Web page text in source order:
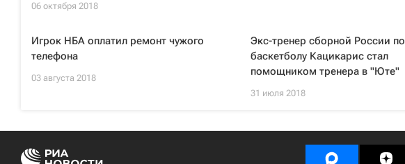
06 октября 2018
Игрок НБА оплатил ремонт чужого
телефона
03 августа 2018
Экс-тренер сборной России по
баскетболу Кацикарис стал
помощником тренера в "Юте"
31 июля 2018